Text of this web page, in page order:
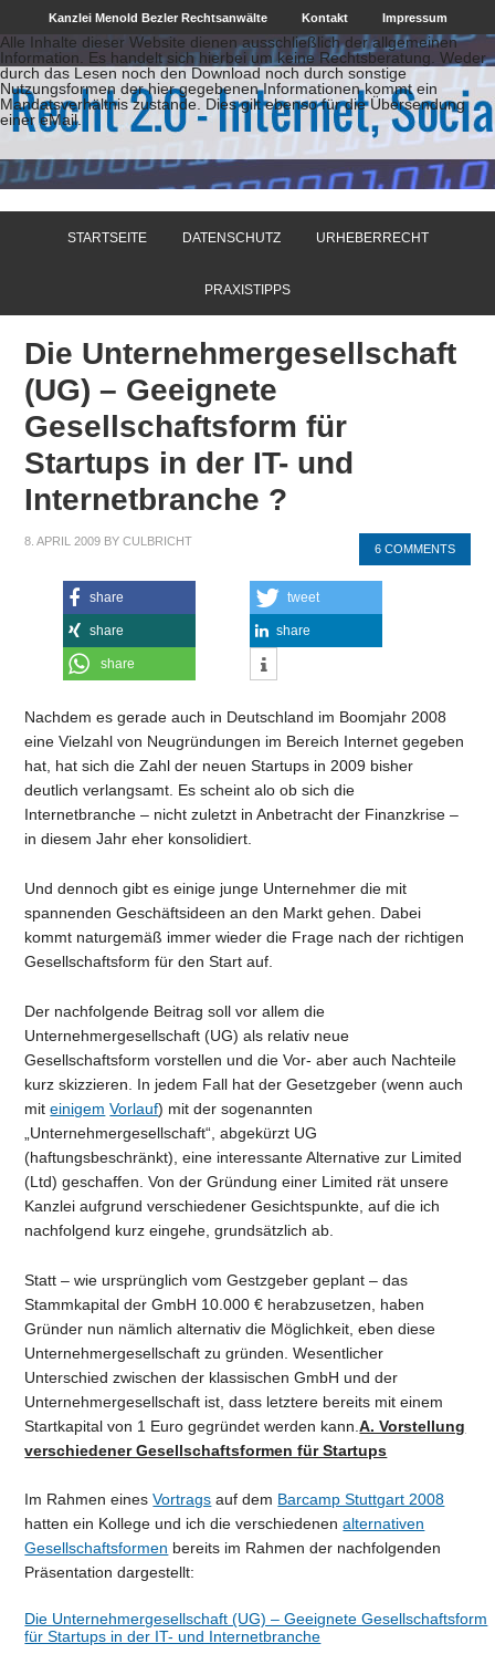
Kanzlei Menold Bezler Rechtsanwälte Kontakt Impressum
Alle Inhalte dieser Website dienen ausschließlich der allgemeinen
Information. Es handelt sich hierbei um keine Rechtsberatung. Weder
durch das Lesen noch den Download noch durch sonstige
Nutzungsformen der hier gegebenen Informationen kommt ein
Mandatsverhältnis zustande. Dies gilt ebenso für die Übersendung
einer eMail.
STARTSEITE DATENSCHUTZ URHEBERRECHT
PRAXISTIPPS
Die Unternehmergesellschaft
(UG) – Geeignete
Gesellschaftsform für
Startups in der IT- und
Internetbranche ?
8. APRIL 2009 BYCULBRICHT
6 COMMENTS
share tweet
share share
share
Nachdem es gerade auch in Deutschland im Boomjahr 2008
eine Vielzahl von Neugründungen im Bereich Internet gegeben
hat, hat sich die Zahl der neuen Startups in 2009 bisher
deutlich verlangsamt. Es scheint alo ob sich die
Internetbranche – nicht zuletzt in Anbetracht der Finanzkrise –
in diesem Jahr eher konsolidiert.
Und dennoch gibt es einige junge Unternehmer die mit
spannenden Geschäftsideen an den Markt gehen. Dabei
kommt naturgemäß immer wieder die Frage nach der richtigen
Gesellschaftsform für den Start auf.
Der nachfolgende Beitrag soll vor allem die
Unternehmergesellschaft (UG) als relativ neue
Gesellschaftsform vorstellen und die Vor- aber auch Nachteile
kurz skizzieren. In jedem Fall hat der Gesetzgeber (wenn auch
miteinigem Vorlauf) mit der sogenannten
„Unternehmergesellschaft“, abgekürzt UG
(haftungsbeschränkt), eine interessante Alternative zur Limited
(Ltd) geschaffen. Von der Gründung einer Limited rät unsere
Kanzlei aufgrund verschiedener Gesichtspunkte, auf die ich
nachfolgend kurz eingehe, grundsätzlich ab.
Statt – wie ursprünglich vom Gestzgeber geplant – das
Stammkapital der GmbH 10.000 € herabzusetzen, haben
Gründer nun nämlich alternativ die Möglichkeit, eben diese
Unternehmergesellschaft zu gründen. Wesentlicher
Unterschied zwischen der klassischen GmbH und der
Unternehmergesellschaft ist, dass letztere bereits mit einem
Startkapital von 1 Euro gegründet werden kann.A. Vorstellung
verschiedener Gesellschaftsformen für Startups
Im Rahmen einesVortrags auf dem Barcamp Stuttgart 2008
hatten ein Kollege und ich die verschiedenenalternativen
Gesellschaftsformen bereits im Rahmen der nachfolgenden
Präsentation dargestellt:
Die Unternehmergesellschaft (UG) – Geeignete Gesellschaftsform
für Startups in der IT- und Internetbranche